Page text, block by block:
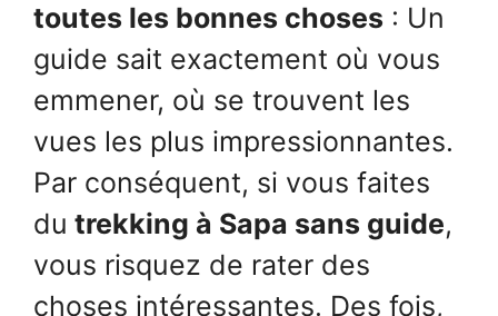
toutes les bonnes choses : Un
guide sait exactement où vous
emmener, où se trouvent les
vues les plus impressionnantes.
Par conséquent, si vous faites
du trekking à Sapa sans guide,
vous risquez de rater des
choses intéressantes. Des fois,